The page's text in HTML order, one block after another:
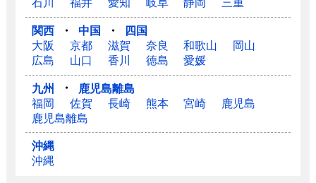
関西 ・ 中国 ・
四国
大阪
京都 滋賀 奈良 和歌山
岡山
広島
山口 香川 徳島 愛媛
九州 ・
鹿児島離島
福岡
佐賀 長崎 熊本 宮崎
鹿児島
鹿児島離島
沖縄
沖縄